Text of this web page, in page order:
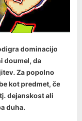
dominacijo
doumel, da
Za popolno
kot predmet, če
dejanskost ali
duha.